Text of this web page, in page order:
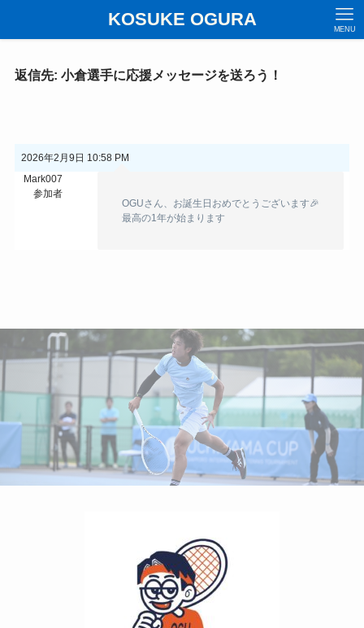
KOSUKE OGURA MENU
返信先: 小倉選手に応援メッセージを送ろう！
2026年2月9日 10:58 PM
Mark007
参加者
OGUさん、お誕生日おめでとうございます🎉
最高の1年が始まります